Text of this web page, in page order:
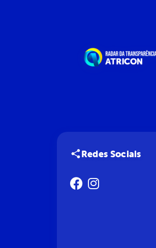
Redes Sociais